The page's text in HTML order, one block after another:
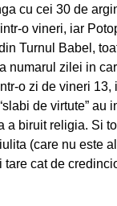
cu cei 30 de
o vineri, iar
Turnul Babel,
numarul zilei in
o zi de vineri
de virtute” au
a biruit religia. Si
(care nu este
cat de